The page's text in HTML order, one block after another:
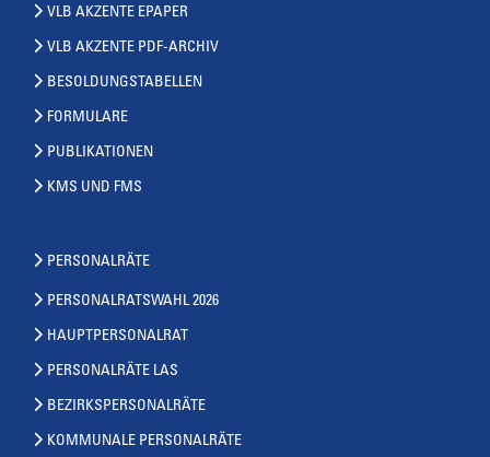
VLB AKZENTE EPAPER
VLB AKZENTE PDF-ARCHIV
BESOLDUNGSTABELLEN
FORMULARE
PUBLIKATIONEN
KMS UND FMS
PERSONALRÄTE
PERSONALRATSWAHL 2026
HAUPTPERSONALRAT
PERSONALRÄTE LAS
BEZIRKSPERSONALRÄTE
KOMMUNALE PERSONALRÄTE